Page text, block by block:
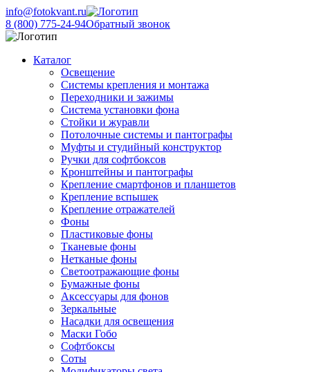
info@fotokvant.ru
8 (800) 775-24-94Обратный звонок
Каталог
Освещение
Системы крепления и монтажа
Переходники и зажимы
Система установки фона
Стойки и журавли
Потолочные системы и пантографы
Муфты и студийный конструктор
Ручки для софтбоксов
Кронштейны и пантографы
Крепление смартфонов и планшетов
Крепление вспышек
Крепление отражателей
Фоны
Пластиковые фоны
Тканевые фоны
Нетканые фоны
Светоотражающие фоны
Бумажные фоны
Аксессуары для фонов
Зеркальные
Насадки для освещения
Маски Гобо
Софтбоксы
Соты